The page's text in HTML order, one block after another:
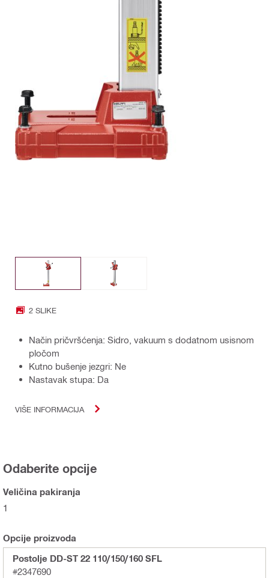
2 SLIKE
Način pričvršćenja: Sidro, vakuum s dodatnom usisnom
pločom
Kutno bušenje jezgri: Ne
Nastavak stupa: Da
VIŠE INFORMACIJA
Odaberite opcije
Veličina pakiranja
1
Opcije proizvoda
Postolje DD-ST 22 110/150/160 SFL
#2347690